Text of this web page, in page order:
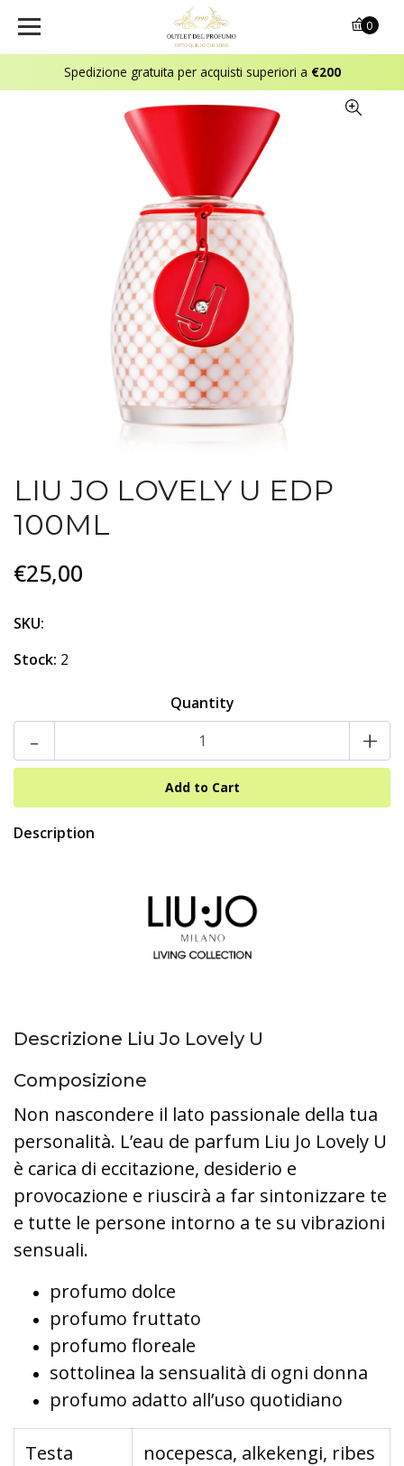
Spedizione gratuita per acquisti superiori a €200
0
LIU JO LOVELY U EDP
100ML
€25,00
SKU:
Stock: 2
Quantity
- +
Description
Descrizione Liu Jo Lovely U
Composizione
Non nascondere il lato passionale della tua
personalità. L’eau de parfum Liu Jo Lovely U
è carica di eccitazione, desiderio e
provocazione e riuscirà a far sintonizzare te
e tutte le persone intorno a te su vibrazioni
sensuali.
profumo dolce
profumo fruttato
profumo floreale
sottolinea la sensualità di ogni donna
profumo adatto all’uso quotidiano
Testa
nocepesca, alkekengi, ribes